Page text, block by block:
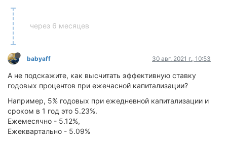
через 6 месяцев
babyaff 30 авг. 2021 г., 10:53
А не подскажите, как высчитать эффективную ставку
годовых процентов при ежечасной капитализации?
Например, 5% годовых при ежедневной капитализации и
сроком в 1 год это 5.23%.
Ежемесячно - 5.12%,
Ежеквартально - 5.09%